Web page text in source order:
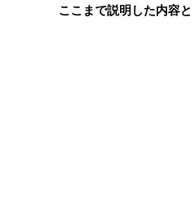
ここまで説明した内容